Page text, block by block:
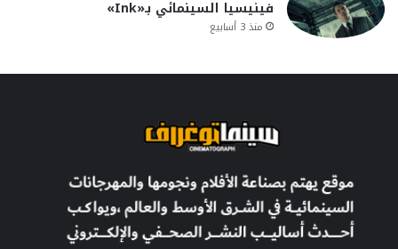
فينيسيا السينمائي بـ«Ink»
منذ 3 أسابيع